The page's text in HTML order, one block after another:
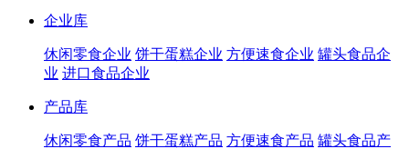
企业库
休闲零食企业 饼干蛋糕企业 方便速食企业 罐头食品企
业 进口食品企业
产品库
休闲零食产品 饼干蛋糕产品 方便速食产品 罐头食品产